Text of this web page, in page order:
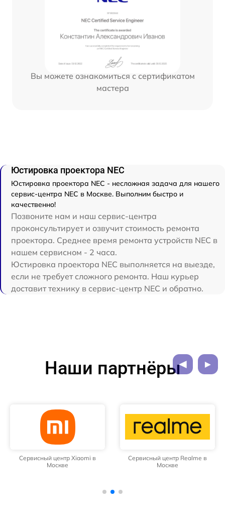
Вы можете ознакомиться с сертификатом
мастера
Юстировка проектора NEC
Юстировка проектора NEC - несложная задача для нашего
сервис-центра NEC в Москве. Выполним быстро и
качественно!
Позвоните нам и наш сервис-центра
проконсультирует и озвучит стоимость ремонта
проектора. Среднее время ремонта устройств NEC в
нашем сервисном - 2 часа.
Юстировка проектора NEC выполняется на выезде,
если не требует сложного ремонта. Наш курьер
доставит технику в сервис-центр NEC и обратно.
Наши партнёры
Сервисный центр Xiaomi в
Москве
Сервисный центр Realme в
Москве